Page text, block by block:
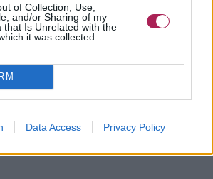
of Collection, Use,
and/or Sharing of my
that Is Unrelated with the
it was collected.
Data Access Privacy Policy